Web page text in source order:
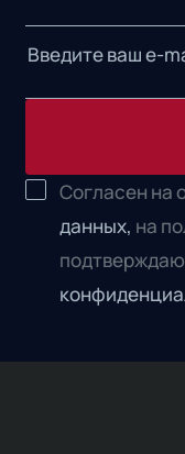
Согласен на
данных, на